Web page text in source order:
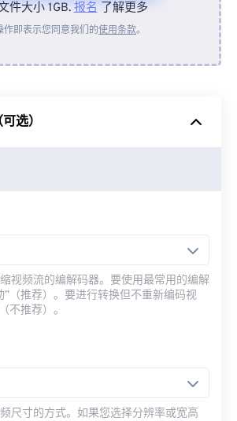
从设备
来自 Google Drive
件大小 1GB.报名了解更多
作即表示您同意我们的使用条款。
选）
视频流的编解码器。要使用最常用的编解
”（推荐）。要进行转换但不重新编码视
不推荐）。
尺寸的方式。如果您选择分辨率或宽高